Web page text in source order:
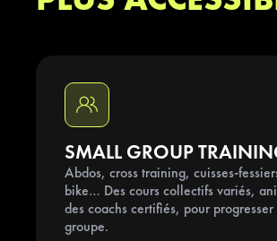
06
7
4
4
4
5
0
1
SMALL GROUP
Abdos, cross training, cuisses-
bike… Des cours collectifs variés,
des coachs certifiés, pour progresser
groupe.